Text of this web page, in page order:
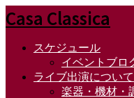
Casa Classica
スケジュール
イベントブロ
ライブ出演について
楽器・機材・